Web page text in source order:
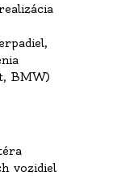
BMW)
vozidiel